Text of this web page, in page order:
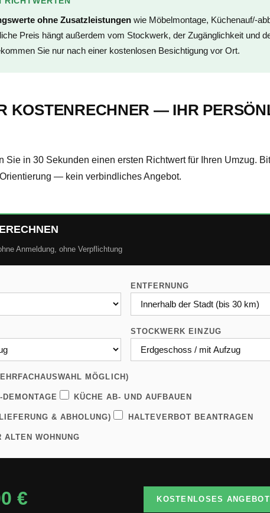
ohne Zusatzleistungen wie Möbelmontage, Küchenauf/-
Preis hängt außerdem vom Stockwerk, der Zugänglichkeit und
Sie nur nach einer kostenlosen Besichtigung vor Ort.
KOSTENRECHNER — IHR
Sie in 30 Sekunden einen ersten Richtwert für Ihren Umzug.
— kein verbindliches Angebot.
Anmeldung, ohne Verpflichtung
ENTFERNUNG
STOCKWERK EINZUG
MÖGLICH)
KÜCHE AB- UND AUFBAUEN
& ABHOLUNG) HALTEVERBOT BEANTRAGEN
ALTEN WOHNUNG
€ KOSTENLOSES